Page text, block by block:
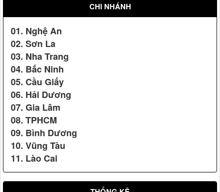
Vệ sỹ Võ Đường Ngọc Hòa bảo vệ hội nghị Apec 14
Nhãn hiệu Nổi tiếng Quốc gia
CHI NHÁNH
01. Nghệ An
02. Sơn La
03. Nha Trang
04. Bắc Ninh
05. Cầu Giấy
06. Hải Dương
07. Gia Lâm
08. TPHCM
09. Bình Dương
10. Vũng Tàu
11. Lào Cai